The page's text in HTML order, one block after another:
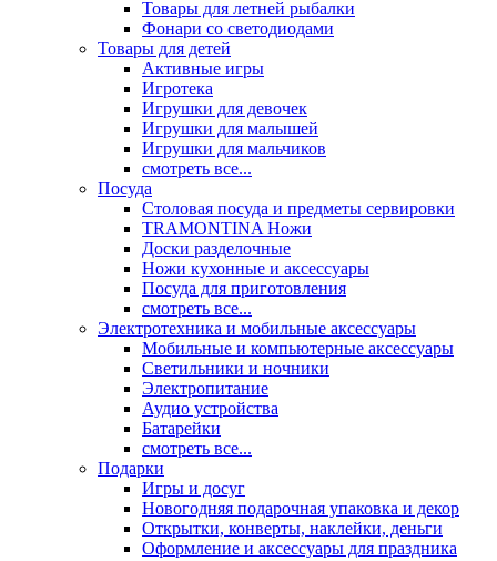
Товары для летней рыбалки
Фонари со светодиодами
Товары для детей
Активные игры
Игротека
Игрушки для девочек
Игрушки для малышей
Игрушки для мальчиков
смотреть все...
Посуда
Столовая посуда и предметы сервировки
TRAMONTINA Ножи
Доски разделочные
Ножи кухонные и аксессуары
Посуда для приготовления
смотреть все...
Электротехника и мобильные аксессуары
Мобильные и компьютерные аксессуары
Светильники и ночники
Электропитание
Аудио устройства
Батарейки
смотреть все...
Подарки
Игры и досуг
Новогодняя подарочная упаковка и декор
Открытки, конверты, наклейки, деньги
Оформление и аксессуары для праздника